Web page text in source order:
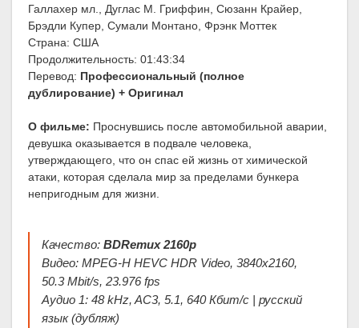
Галлахер мл., Дуглас М. Гриффин, Сюзанн Крайер,
Брэдли Купер, Сумали Монтано, Фрэнк Моттек
Страна: США
Продолжительность: 01:43:34
Перевод: Профессиональный (полное
дублирование) + Оригинал
О фильме: Проснувшись после автомобильной аварии,
девушка оказывается в подвале человека,
утверждающего, что он спас ей жизнь от химической
атаки, которая сделала мир за пределами бункера
непригодным для жизни.
Качество:BDRemux 2160p
Видео: MPEG-H HEVC HDR Video, 3840x2160,
50.3 Mbit/s, 23.976 fps
Аудио 1: 48 kHz, AC3, 5.1, 640 Кбит/с | русский
язык (дубляж)